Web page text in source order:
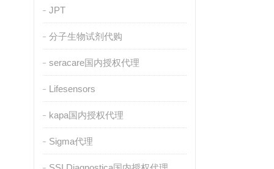
JPT
分子生物试剂代购
seracare国内授权代理
Lifesensors
kapa国内授权代理
Sigma代理